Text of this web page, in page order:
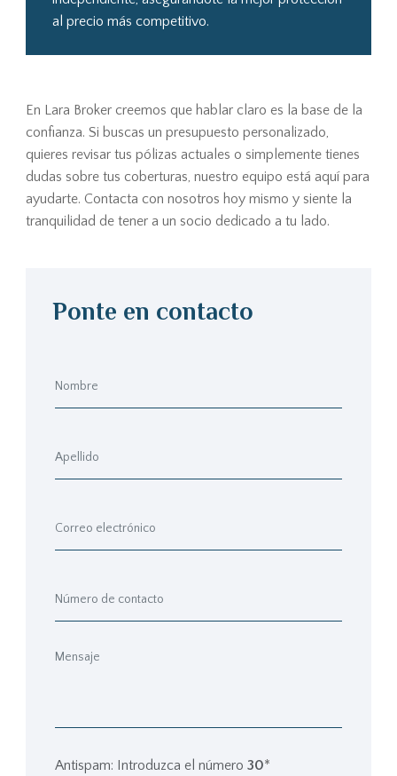
al precio más competitivo.
En Lara Broker creemos que hablar claro es la base de la
confianza. Si buscas un presupuesto personalizado,
quieres revisar tus pólizas actuales o simplemente tienes
dudas sobre tus coberturas, nuestro equipo está aquí para
ayudarte. Contacta con nosotros hoy mismo y siente la
tranquilidad de tener a un socio dedicado a tu lado.
Ponte en contacto
Antispam: Introduzca el número 30*